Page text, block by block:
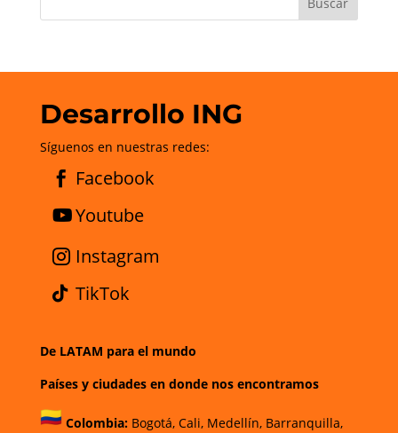
Desarrollo ING
Síguenos en nuestras redes:
Facebook
Youtube
Instagram
TikTok
De LATAM para el mundo
Países y ciudades en donde nos encontramos
Colombia: Bogotá,Cali, Medellín, Barranquilla,